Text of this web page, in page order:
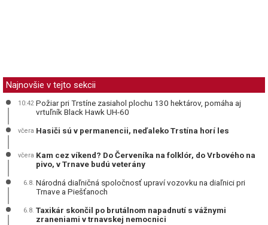
Najnovšie v tejto sekcii
10:42 Požiar pri Trstíne zasiahol plochu 130 hektárov, pomáha aj
vrtuľník Black Hawk UH-60
včera Hasiči sú v permanencii, neďaleko Trstína horí les
včera Kam cez víkend? Do Červeníka na folklór, do Vrbového na
pivo, v Trnave budú veterány
6.8. Národná diaľničná spoločnosť upraví vozovku na diaľnici pri
Trnave a Piešťanoch
6.8. Taxikár skončil po brutálnom napadnutí s vážnymi
zraneniami v trnavskej nemocnici